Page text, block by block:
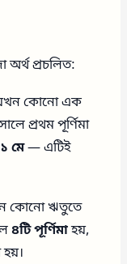
অর্থ প্রচলিত:
কোনো এক
প্রথম পূর্ণিমা
মে— এটিই
কোনো ঋতুতে
৪টি পূর্ণিমাহয়,